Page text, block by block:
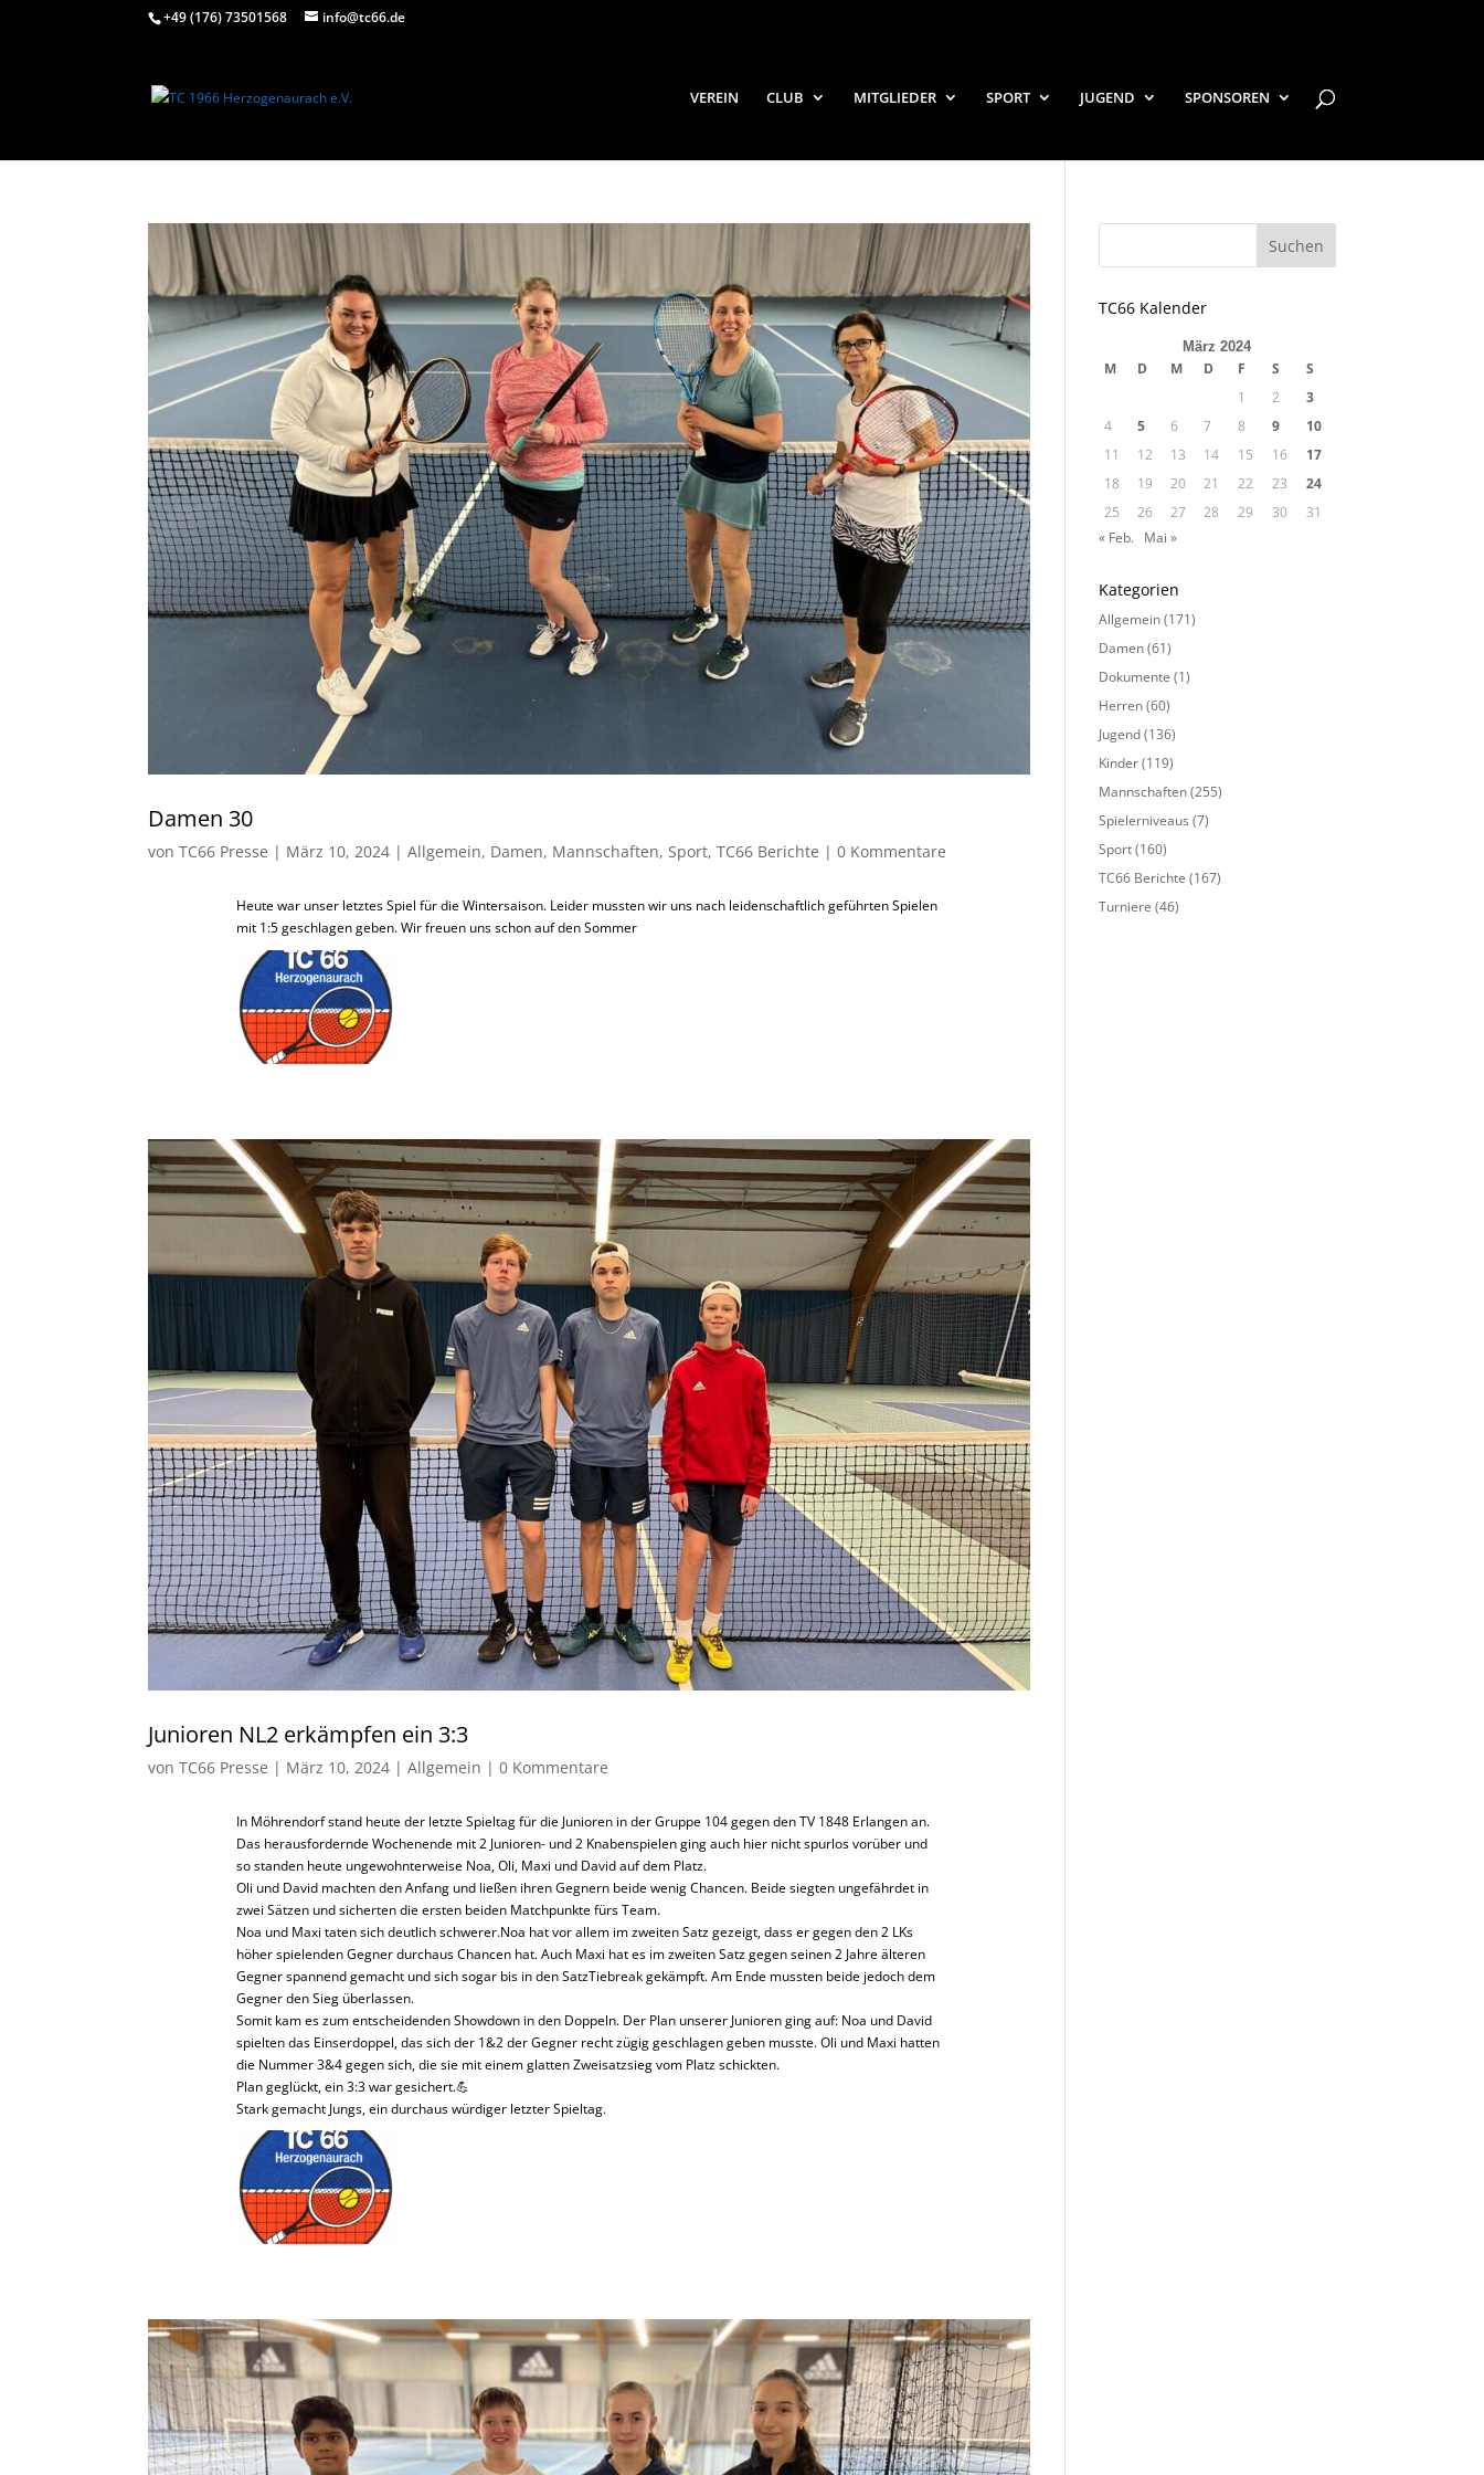
+49 (176) 73501568 info@tc66.de
VEREIN CLUB MITGLIEDER SPORT JUGEND SPONSOREN
Damen 30
vonTC66 Presse | März 10, 2024 |Allgemein, Damen, Mannschaften,Sport,TC66 Berichte |0 Kommentare
Heute war unser letztes Spiel für die Wintersaison. Leider mussten wir uns nach leidenschaftlich geführten Spielen
mit 1:5 geschlagen geben. Wir freuen uns schon auf den Sommer
Junioren NL2 erkämpfen ein 3:3
vonTC66 Presse | März 10, 2024 |Allgemein |0 Kommentare
In Möhrendorf stand heute der letzte Spieltag für die Junioren in der Gruppe 104 gegen den TV 1848 Erlangen an.
Das herausfordernde Wochenende mit 2 Junioren- und 2 Knabenspielen ging auch hier nicht spurlos vorüber und
so standen heute ungewohnterweise Noa, Oli, Maxi und David auf dem Platz.
Oli und David machten den Anfang und ließen ihren Gegnern beide wenig Chancen. Beide siegten ungefährdet in
zwei Sätzen und sicherten die ersten beiden Matchpunkte fürs Team.
Noa und Maxi taten sich deutlich schwerer.Noa hat vor allem im zweiten Satz gezeigt, dass er gegen den 2 LKs
höher spielenden Gegner durchaus Chancen hat. Auch Maxi hat es im zweiten Satz gegen seinen 2 Jahre älteren
Gegner spannend gemacht und sich sogar bis in den SatzTiebreak gekämpft. Am Ende mussten beide jedoch dem
Gegner den Sieg überlassen.
Somit kam es zum entscheidenden Showdown in den Doppeln. Der Plan unserer Junioren ging auf: Noa und David
spielten das Einserdoppel, das sich der 1&2 der Gegner recht zügig geschlagen geben musste. Oli und Maxi hatten
die Nummer 3&4 gegen sich, die sie mit einem glatten Zweisatzsieg vom Platz schickten.
Plan geglückt, ein 3:3 war gesichert.💪
Stark gemacht Jungs, ein durchaus würdiger letzter Spieltag.
TC66 Kalender
März 2024
M D M D F S
S
1
2
3
4
5 6 7 8 9
10
11
12 13 14 15 16
17
18
19 20 21 22 23
24
25
26 27 28 29 30
31
« Feb. Mai »
Kategorien
Allgemein(171)
Damen(61)
Dokumente (1)
Herren(60)
Jugend(136)
Kinder(119)
Mannschaften(255)
Spielerniveaus (7)
Sport(160)
TC66 Berichte (167)
Turniere (46)